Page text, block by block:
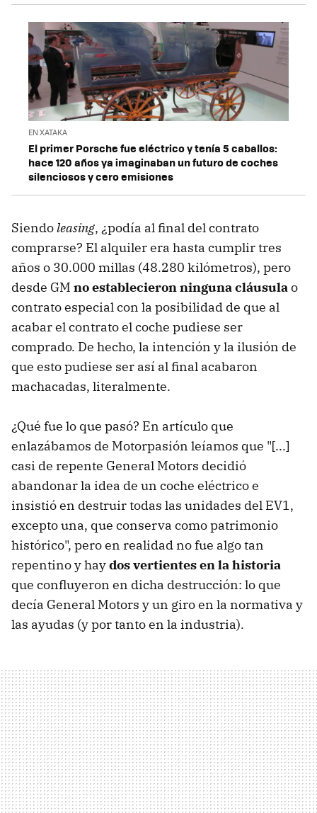
EN XATAKA
El primer Porsche fue eléctrico y tenía 5 caballos:
hace 120 años ya imaginaban un futuro de coches
silenciosos y cero emisiones
Siendoleasing, ¿podía al final del contrato
comprarse? El alquiler era hasta cumplir tres
años o 30.000 millas (48.280 kilómetros), pero
desde GM no establecieron ninguna cláusulao
contrato especial con la posibilidad de que al
acabar el contrato el coche pudiese ser
comprado. De hecho, la intención y la ilusión de
que esto pudiese ser así al final acabaron
machacadas, literalmente.
¿Qué fue lo que pasó? En artículo que
enlazábamos de Motorpasión leíamos que "[...]
casi de repente General Motors decidió
abandonar la idea de un coche eléctrico e
insistió en destruir todas las unidades del EV1,
excepto una, que conserva como patrimonio
histórico", pero en realidad no fue algo tan
repentino y haydos vertientes en la historia
que confluyeron en dicha destrucción: lo que
decía General Motors y un giro en la normativa y
las ayudas (y por tanto en la industria).